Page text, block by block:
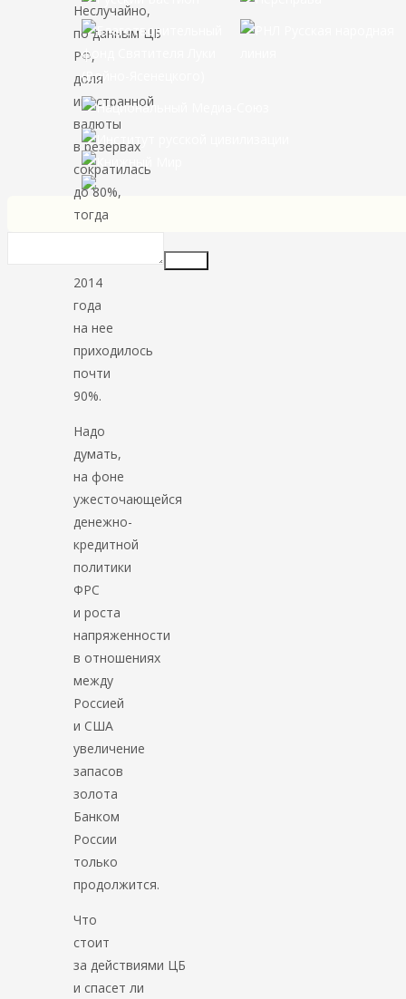
Неслучайно,
по данным ЦБ
РФ,
доля
иностранной
валюты
в резервах
сократилась
до 80%,
тогда
2014
года
на нее
приходилось
почти
90%.
Надо
думать,
на фоне
ужесточающейся
денежно-
кредитной
политики
ФРС
и роста
напряженности
в отношениях
между
Россией
и США
увеличение
запасов
золота
Банком
России
только
продолжится.
Что
стоит
за действиями ЦБ
и спасет ли